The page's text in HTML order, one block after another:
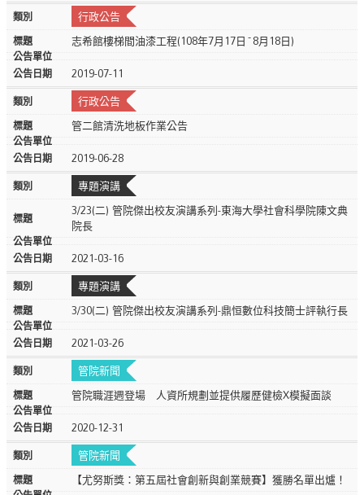
行政公告
志希館樓梯間油漆工程(108年7月17日~8月18日)
2019-07-11
行政公告
管二館清洗地板作業公告
2019-06-28
專題演講
3/23(二) 管院傑出校友演講系列-東海大學社會科學院陳文典
院長
2021-03-16
專題演講
3/30(二) 管院傑出校友演講系列-鼎恒數位科技簡士評執行長
2021-03-26
管院新聞
管院職涯週登場 人資所規劃並提供履歷健檢X模擬面談
2020-12-31
管院新聞
【尤努斯獎：第五屆社會創新與創業競賽】獲勝名單出爐！